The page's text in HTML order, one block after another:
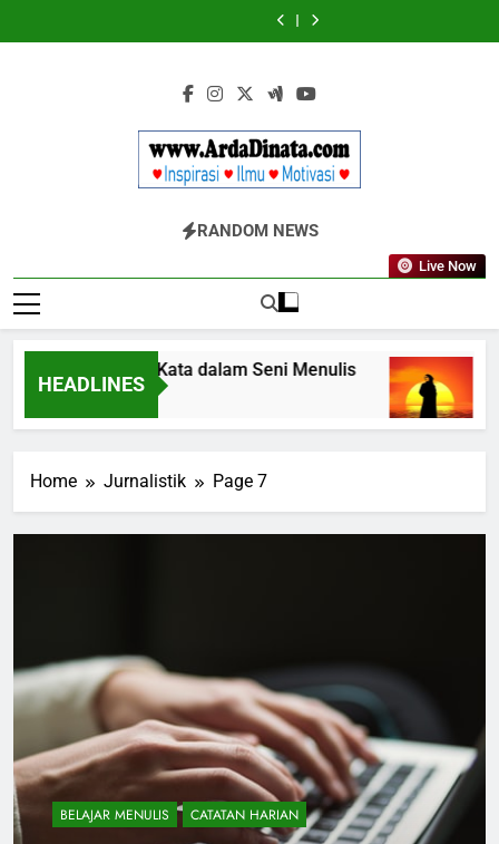
to
Kekinian
EFEKTA
English
for
Adults
Wajib
Diketahui
Kekinian
di
EFEKTA
English
for
Adults
BERDAYA
Inspirasi, Ilmu, Dan Motivasi
RANDOM NEWS
Live Now
HEADLINES
Terbangkan Kata dalam Seni Menulis
3 Tahun Ago
Home Jurnalistik Page 7
BELAJAR MENULIS CATATAN HARIAN